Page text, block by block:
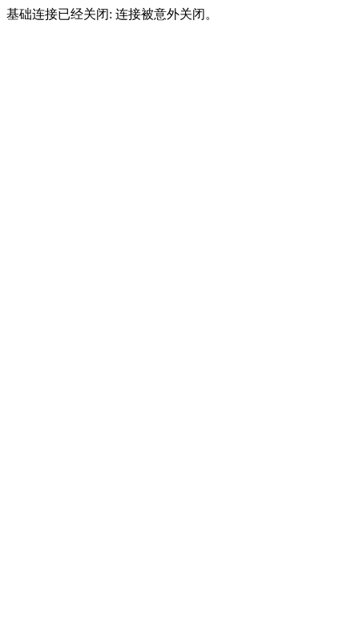
基础连接已经关闭: 连接被意外关闭。